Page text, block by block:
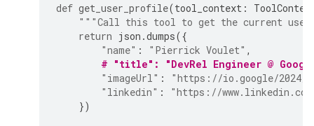
def get_user_profile(tool_context :
"""Call this tool to get the current
return json .dumps({
"name" : "Pierrick Voulet" ,
# "title": "DevRel Engineer @
"imageUrl" :
"https://io.google/2024/
"linkedin" :
"https://
})